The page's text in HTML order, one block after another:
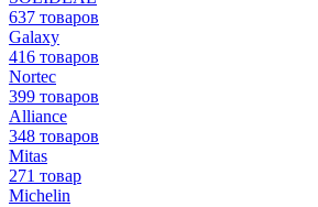
637 товаров
Galaxy
416 товаров
Nortec
399 товаров
Alliance
348 товаров
Mitas
271 товар
Michelin